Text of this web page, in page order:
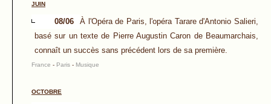
JUIN
08/06
À l'Opéra de Paris, l'opéra Tarare d'Antonio Salieri,
basé sur un texte de Pierre Augustin Caron de Beaumarchais,
connaît un succès sans précédent lors de sa première.
France - Paris - Musique
OCTOBRE